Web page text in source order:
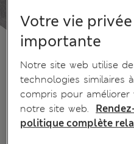
Votre vie
importante
Notre site web utilise
technologies similaires
compris pour
notre site web.
politique complète